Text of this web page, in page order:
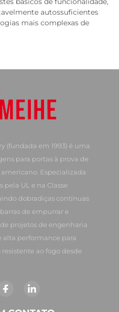
autossuficientes
mais complexas de
(fundada em 1993) é uma
para portas à prova de
Especializada
UL e na Classe
dobradiças contínuas
de empurrar e
projetos de engenharia
alta performance para
ao fogo desde